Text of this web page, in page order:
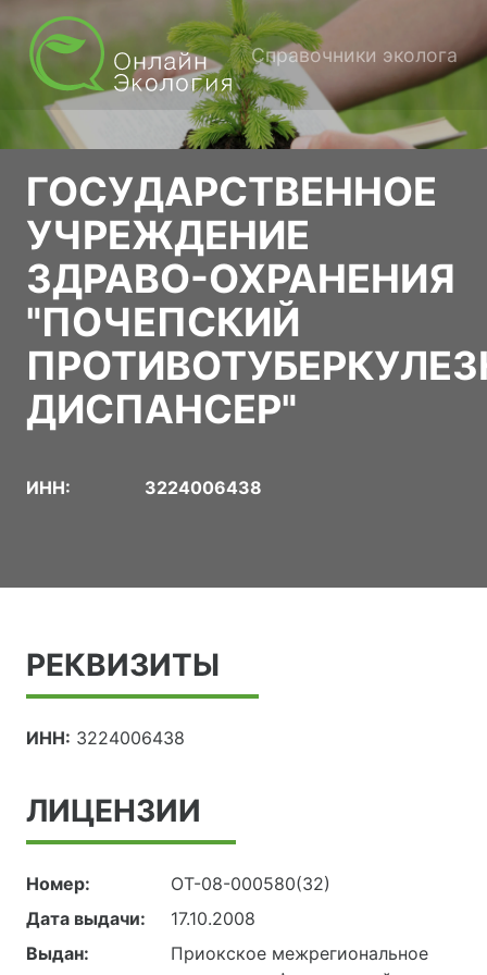
Справочники эколога
ГОСУДАРСТВЕННОЕ
УЧРЕЖДЕНИЕ
ЗДРАВО-ОХРАНЕНИЯ
"ПОЧЕПСКИЙ
ДИСПАНСЕР"
ИНН: 3224006438
РЕКВИЗИТЫ
ИНН: 3224006438
ЛИЦЕНЗИИ
Номер:
ОТ-08-000580(32)
Дата выдачи:
17.10.2008
Выдан:
Приокское межрегиональное